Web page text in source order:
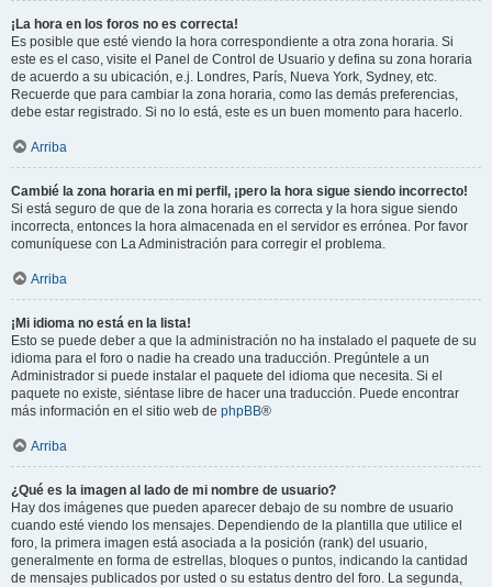
¡La hora en los foros no es correcta!
Es posible que esté viendo la hora correspondiente a otra zona horaria. Si
este es el caso, visite el Panel de Control de Usuario y defina su zona horaria
de acuerdo a su ubicación, e.j. Londres, París, Nueva York, Sydney, etc.
Recuerde que para cambiar la zona horaria, como las demás preferencias,
debe estar registrado. Si no lo está, este es un buen momento para hacerlo.
Arriba
Cambié la zona horaria en mi perfil, ¡pero la hora sigue siendo incorrecto!
Si está seguro de que de la zona horaria es correcta y la hora sigue siendo
incorrecta, entonces la hora almacenada en el servidor es errónea. Por favor
comuníquese con La Administración para corregir el problema.
Arriba
¡Mi idioma no está en la lista!
Esto se puede deber a que la administración no ha instalado el paquete de su
idioma para el foro o nadie ha creado una traducción. Pregúntele a un
Administrador si puede instalar el paquete del idioma que necesita. Si el
paquete no existe, siéntase libre de hacer una traducción. Puede encontrar
más información en el sitio web de phpBB®
Arriba
¿Qué es la imagen al lado de mi nombre de usuario?
Hay dos imágenes que pueden aparecer debajo de su nombre de usuario
cuando esté viendo los mensajes. Dependiendo de la plantilla que utilice el
foro, la primera imagen está asociada a la posición (rank) del usuario,
generalmente en forma de estrellas, bloques o puntos, indicando la cantidad
de mensajes publicados por usted o su estatus dentro del foro. La segunda,